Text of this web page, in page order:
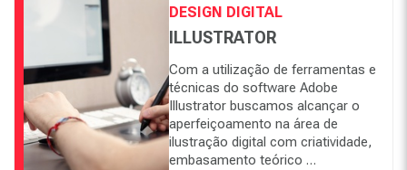
DESIGN DIGITAL
ILLUSTRATOR
Com a utilização de ferramentas e
técnicas do software Adobe
Illustrator buscamos alcançar o
aperfeiçoamento na área de
ilustração digital com criatividade,
embasamento teórico …